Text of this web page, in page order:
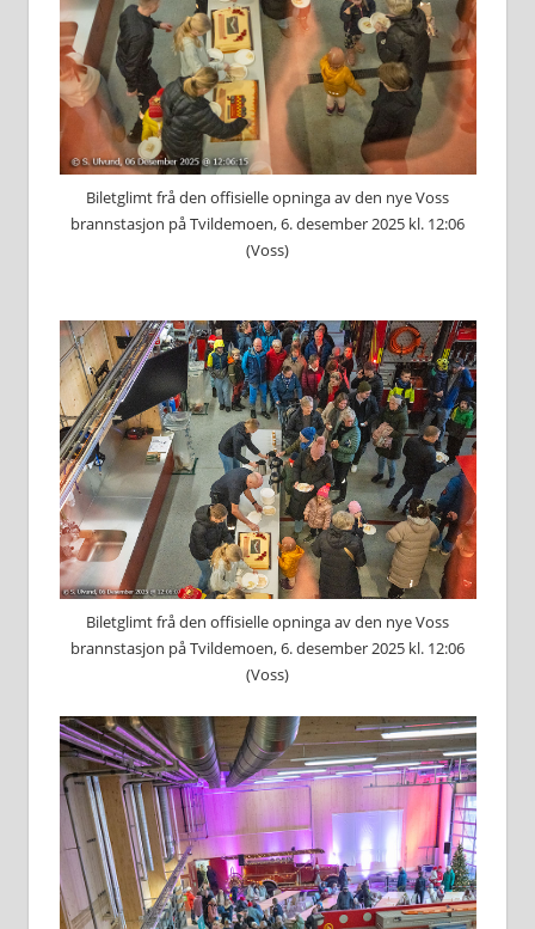
Biletglimt frå den offisielle opninga av den nye Voss
brannstasjon på Tvildemoen, 6. desember 2025 kl. 12:06
(Voss)
Biletglimt frå den offisielle opninga av den nye Voss
brannstasjon på Tvildemoen, 6. desember 2025 kl. 12:06
(Voss)